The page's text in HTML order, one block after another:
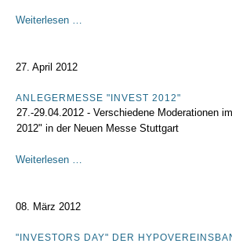
Weiterlesen …
27. April 2012
ANLEGERMESSE "INVEST 2012"
27.-29.04.2012 - Verschiedene Moderationen
2012" in der Neuen Messe Stuttgart
Weiterlesen …
08. März 2012
"INVESTORS DAY" DER